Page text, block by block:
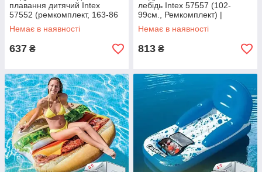
плавання дитячий Intex
57552 (ремкомплект, 163-86
см) | Надувна платформа
Немає в наявності
637 ₴
лебідь Intex 57557 (102-
99см., Ремкомплект) |
Надувна платформа
Немає в наявності
813 ₴